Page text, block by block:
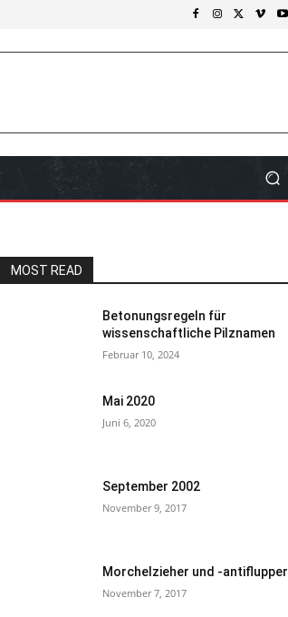
MOST READ
Betonungsregeln für
wissenschaftliche Pilznamen
Februar 10, 2024
Mai 2020
Juni 6, 2020
September 2002
November 9, 2017
Morchelzieher und -antiflupper
November 7, 2017